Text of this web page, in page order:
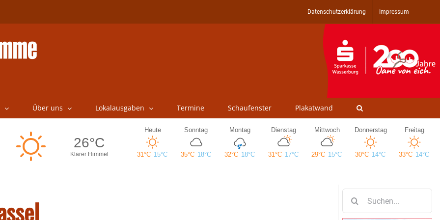
Datenschutzerklärung Impressum
Über uns Lokalausgaben Termine Schaufenster Plakatwand
nach: